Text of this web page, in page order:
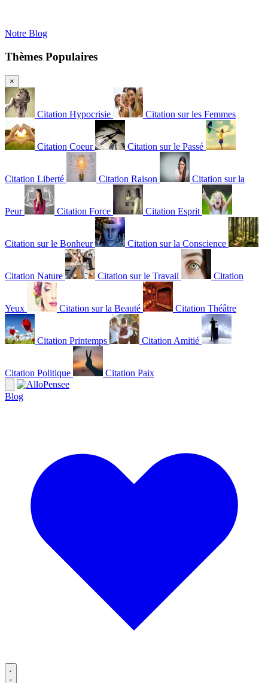
Notre Blog
Thèmes Populaires
×
Citation Hypocrisie Citation sur les Femmes
Citation Coeur Citation sur le Passé
Citation Liberté Citation Raison Citation sur la
Peur Citation Force Citation Esprit
Citation sur le Bonheur Citation sur la Conscience
Citation Nature Citation sur le Travail Citation
Yeux Citation sur la Beauté Citation Théâtre
Citation Printemps Citation Amitié
Citation Politique Citation Paix
Blog